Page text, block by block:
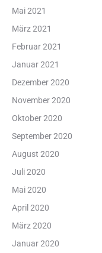
Mai 2021
März 2021
Februar 2021
Januar 2021
Dezember 2020
November 2020
Oktober 2020
September 2020
August 2020
Juli 2020
Mai 2020
April 2020
März 2020
Januar 2020